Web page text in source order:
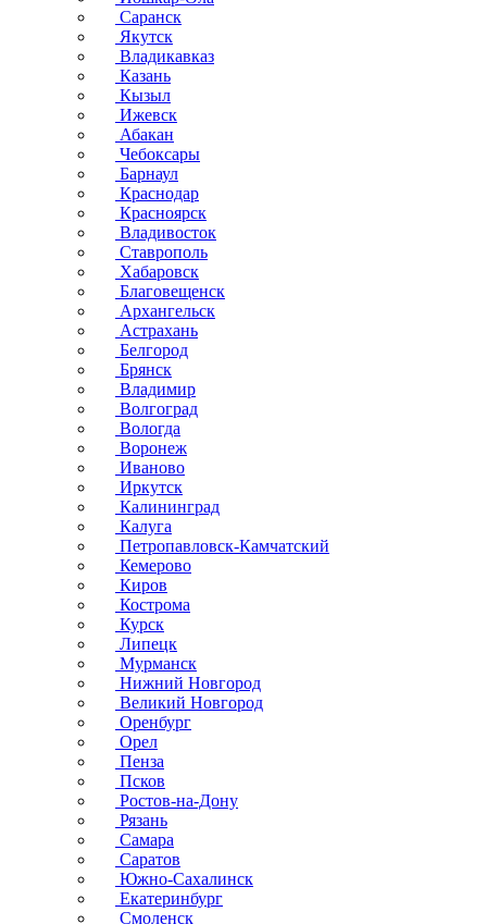
Саранск
Якутск
Владикавказ
Казань
Кызыл
Ижевск
Абакан
Чебоксары
Барнаул
Краснодар
Красноярск
Владивосток
Ставрополь
Хабаровск
Благовещенск
Архангельск
Астрахань
Белгород
Брянск
Владимир
Волгоград
Вологда
Воронеж
Иваново
Иркутск
Калининград
Калуга
Петропавловск-Камчатский
Кемерово
Киров
Кострома
Курск
Липецк
Мурманск
Нижний Новгород
Великий Новгород
Оренбург
Орел
Пенза
Псков
Ростов-на-Дону
Рязань
Самара
Саратов
Южно-Сахалинск
Екатеринбург
Смоленск